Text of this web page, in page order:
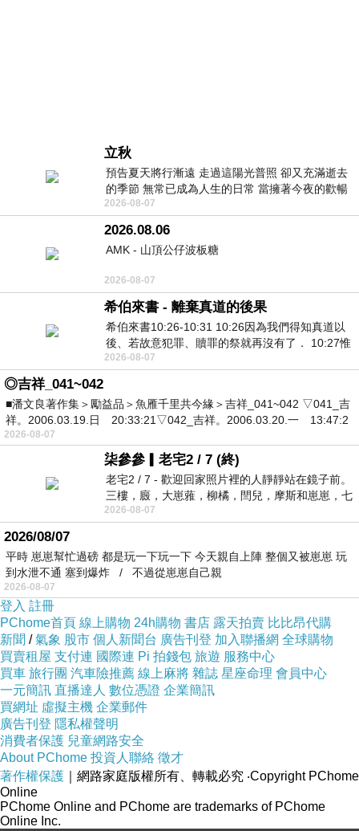
立秋
預告夏天將行漸遠 走過這陽光普照 卻又充滿逝去
的季節 無常已成為人生的日常 當擁著今夜的歡暢
舒心 轉眼驟成昨日 而明晨 太陽
2026-08-07
2026.08.06
AMK - 山頂公仔波板糖
2026-08-07
希伯來書 - 離棄真道的後果
希伯來書10:26-10:31 10:26因為我們得知真道以
後、若故意犯罪、贖罪的祭就再沒有了． 10:27惟
有戰懼等候審判和那燒滅眾敵人的烈火
2026-08-07
◎吉祥_041~042
■潘文良著作集＞勵益品＞魚雁千里共今緣＞吉祥_041~042 ▽041_吉
祥。2006.03.19.日 20:33:21▽042_吉祥。2006.03.20.一 13:47:2
2026-08-07
柒參參▎老宅2 / 7 (終)
老宅2 / 7 - 歡迎回家照片裡的人靜靜站在鏡子前。
三樓，廄，大崽蕥，柳橘，閆兒，摩斯和崽崽，七
個人整整齊齊地站在鏡框之外，如同
2026-08-07
2026/08/07
平時 崽崽幫忙過磅 都是玩一下玩一下 今天親自上陣 整個又被崽崽 玩
到水泄不通 塞到爆炸 / 不過從崽崽自己親
2026-08-07
登入 註冊
PChome首頁 線上購物 24h購物 書店 露天拍賣 比比昂代購
新聞 /氣象 股市 個人新聞台 廣告刊登 加入聯播網 全球購物
買賣租屋 支付連 國際連 Pi 拍錢包 旅遊 服務中心
買車 旅行團 汽車險推薦 線上麻將 雜誌 星座命理 會員中心
一元簡訊 直播達人 數位憑證 企業簡訊
買網址 虛擬主機 企業郵件
廣告刊登 隱私權聲明
消費者保護 兒童網路安全
About PChome 投資人聯絡 徵才
著作權保護 ｜網路家庭版權所有、轉載必究 ‧Copyright PChome
Online
PChome Online and PChome are trademarks of PChome
Online Inc.